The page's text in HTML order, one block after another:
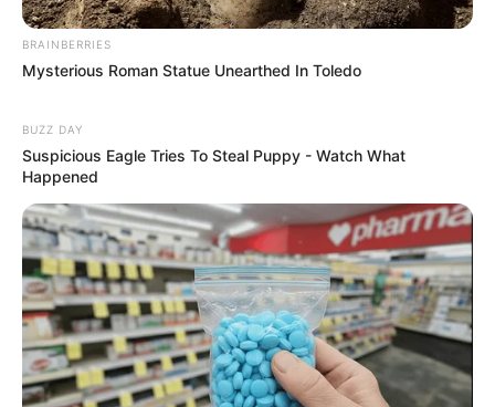
BRAINBERRIES
Mysterious Roman Statue Unearthed In Toledo
BUZZ DAY
Suspicious Eagle Tries To Steal Puppy - Watch What
Happened